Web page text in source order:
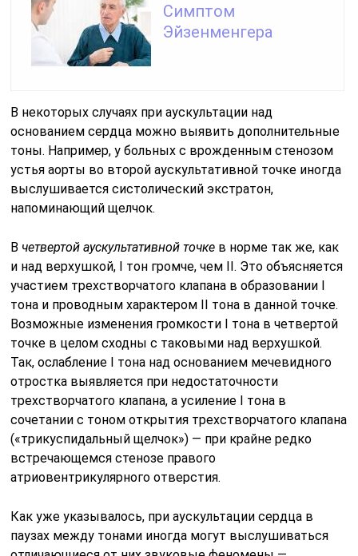
Симптом
Эйзенменгера
В некоторых случаях при аускультации над
основанием сердца можно выявить дополнительные
тоны. Например, у больных с врожденным стенозом
устья аорты во второй аускультативной точке иногда
выслушивается систолический экстратон,
напоминающий щелчок.
В четвертой аускультативной точке в норме так же, как
и над верхушкой, I тон громче, чем II. Это объясняется
участием трехствор­чатого клапана в образовании I
тона и проводным характером II тона в данной точке.
Возможные изменения громкости I тона в четвертой
точке в целом сходны с таковыми над верхушкой.
Так, ослабление I тона над основанием мечевидного
отростка выявляется при недоста­точности
трехстворчатого клапана, а усиление I тона в
сочетании с тоном открытия трехстворчатого клапана
(«трикуспидальный щел­чок») — при крайне редко
встречающемся стенозе правого
атриовентрикулярного отверстия.
Как уже указывалось, при аускультации сердца в
паузах между тонами иногда могут выслушиваться